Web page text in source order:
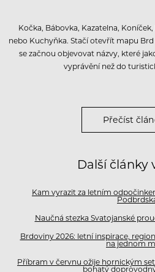
Kočka, Bábovka, Kazatelna,
nebo Kuchyňka. Stačí otevřít mapu
se začnou objevovat názvy, které
vyprávění než do
Přečíst
Další články
Kam vyrazit za letním
Naučná stezka Svatojanské
Brdoviny 2026: letní inspirace,
na jednom
Příbram v červnu ožije hornickým
bohatý